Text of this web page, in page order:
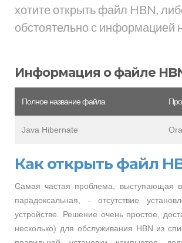
хотите открыть файл HBN,
обстоятельно с информацией
Информация о файле
Полное название файла
Java Hibernate
Как открыть файл
Самая частая проблема, выступающая
парадоксальная, - отсутствие
устройстве. Решение очень простое,
несколько) для обслуживания HBN из